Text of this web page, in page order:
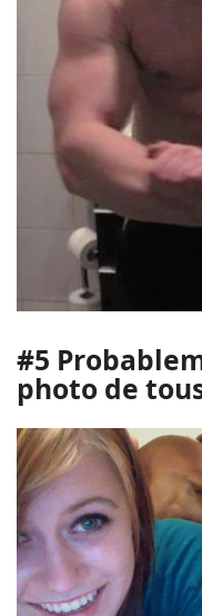
#5
photo de